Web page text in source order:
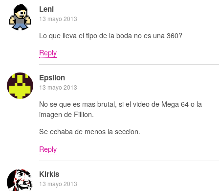
Leni
13 mayo 2013
Lo que lleva el tipo de la boda no es una 360?
Reply
Epsilon
13 mayo 2013
No se que es mas brutal, si el video de Mega 64 o la
imagen de Fillion.
Se echaba de menos la seccion.
Reply
Kirkis
13 mayo 2013